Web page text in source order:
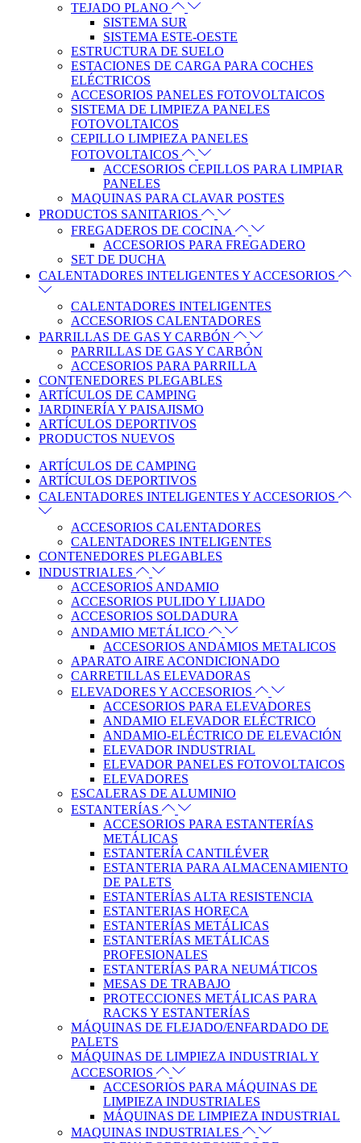
TEJADO PLANO
SISTEMA SUR
SISTEMA ESTE-OESTE
ESTRUCTURA DE SUELO
ESTACIONES DE CARGA PARA COCHES
ELÉCTRICOS
ACCESORIOS PANELES FOTOVOLTAICOS
SISTEMA DE LIMPIEZA PANELES
FOTOVOLTAICOS
CEPILLO LIMPIEZA PANELES
FOTOVOLTAICOS
ACCESORIOS CEPILLOS PARA LIMPIAR
PANELES
MAQUINAS PARA CLAVAR POSTES
PRODUCTOS SANITARIOS
FREGADEROS DE COCINA
ACCESORIOS PARA FREGADERO
SET DE DUCHA
CALENTADORES INTELIGENTES Y ACCESORIOS
CALENTADORES INTELIGENTES
ACCESORIOS CALENTADORES
PARRILLAS DE GAS Y CARBÓN
PARRILLAS DE GAS Y CARBÓN
ACCESORIOS PARA PARRILLA
CONTENEDORES PLEGABLES
ARTÍCULOS DE CAMPING
JARDINERÍA Y PAISAJISMO
ARTÍCULOS DEPORTIVOS
PRODUCTOS NUEVOS
ARTÍCULOS DE CAMPING
ARTÍCULOS DEPORTIVOS
CALENTADORES INTELIGENTES Y ACCESORIOS
ACCESORIOS CALENTADORES
CALENTADORES INTELIGENTES
CONTENEDORES PLEGABLES
INDUSTRIALES
ACCESORIOS ANDAMIO
ACCESORIOS PULIDO Y LIJADO
ACCESORIOS SOLDADURA
ANDAMIO METÁLICO
ACCESORIOS ANDAMIOS METALICOS
APARATO AIRE ACONDICIONADO
CARRETILLAS ELEVADORAS
ELEVADORES Y ACCESORIOS
ACCESORIOS PARA ELEVADORES
ANDAMIO ELEVADOR ELÉCTRICO
ANDAMIO-ELÉCTRICO DE ELEVACIÓN
ELEVADOR INDUSTRIAL
ELEVADOR PANELES FOTOVOLTAICOS
ELEVADORES
ESCALERAS DE ALUMINIO
ESTANTERÍAS
ACCESORIOS PARA ESTANTERÍAS
METÁLICAS
ESTANTERÍA CANTILÉVER
ESTANTERIA PARA ALMACENAMIENTO
DE PALETS
ESTANTERÍAS ALTA RESISTENCIA
ESTANTERIAS HORECA
ESTANTERÍAS METÁLICAS
ESTANTERÍAS METÁLICAS
PROFESIONALES
ESTANTERÍAS PARA NEUMÁTICOS
MESAS DE TRABAJO
PROTECCIONES METÁLICAS PARA
RACKS Y ESTANTERÍAS
MÁQUINAS DE FLEJADO/ENFARDADO DE
PALETS
MÁQUINAS DE LIMPIEZA INDUSTRIAL Y
ACCESORIOS
ACCESORIOS PARA MÁQUINAS DE
LIMPIEZA INDUSTRIALES
MÁQUINAS DE LIMPIEZA INDUSTRIAL
MAQUINAS INDUSTRIALES